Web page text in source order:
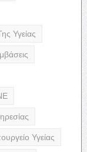
Υγείας
Υγείας